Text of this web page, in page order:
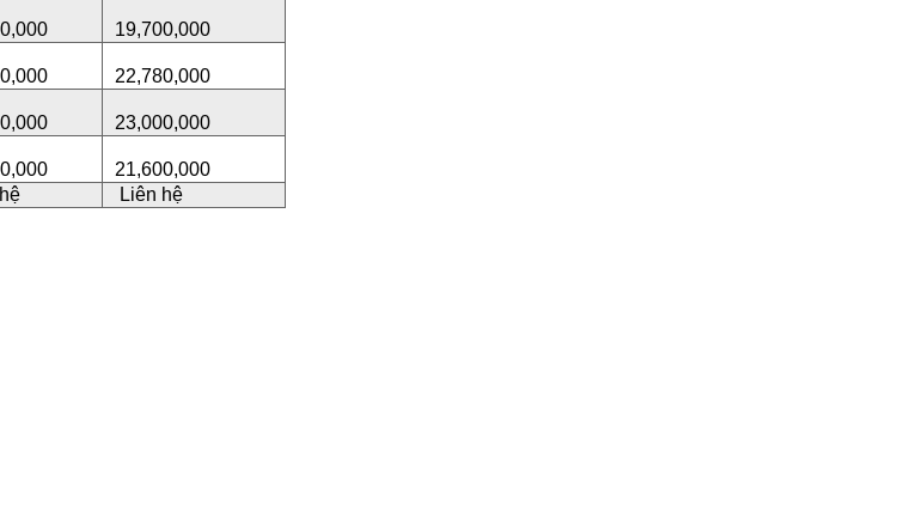
19,700,000
22,780,000
23,000,000
21,600,000
Liên hệ